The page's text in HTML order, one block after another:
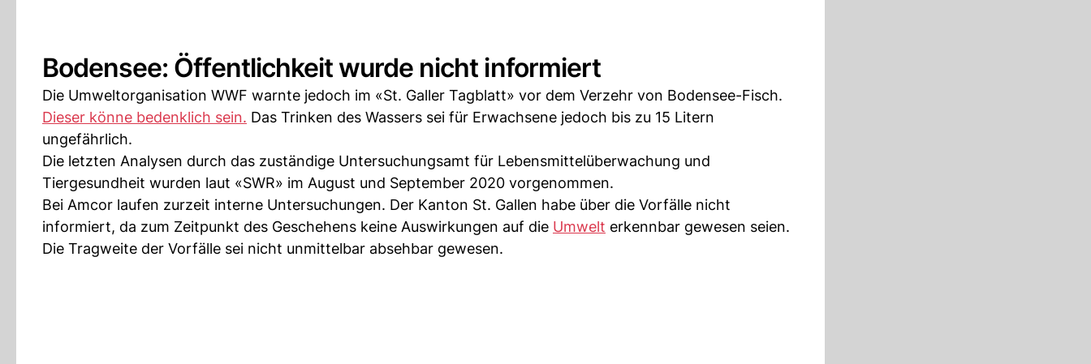
Bodensee: Öffentlichkeit wurde nicht informiert
Die Umweltorganisation WWF warnte jedoch im «St. Galler Tagblatt» vor dem Verzehr von Bodensee-Fisch.
Dieser könne bedenklich sein. Das Trinken des Wassers sei für Erwachsene jedoch bis zu 15 Litern
ungefährlich.
Die letzten Analysen durch das zuständige Untersuchungsamt für Lebensmittelüberwachung und
Tiergesundheit wurden laut «SWR» im August und September 2020 vorgenommen.
Bei Amcor laufen zurzeit interne Untersuchungen. Der Kanton St. Gallen habe über die Vorfälle nicht
informiert, da zum Zeitpunkt des Geschehens keine Auswirkungen auf die Umwelt erkennbar gewesen seien.
Die Tragweite der Vorfälle sei nicht unmittelbar absehbar gewesen.